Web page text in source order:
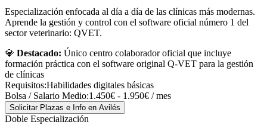
Especialización enfocada al día a día de las clínicas más modernas.
Aprende la gestión y control con el software oficial número 1 del
sector veterinario: QVET.
💎 Destacado: Único centro colaborador oficial que incluye
formación práctica con el software original Q-VET para la gestión
de clínicas
Requisitos:Habilidades digitales básicas
Bolsa / Salario Medio:1.450€ - 1.950€ / mes
Solicitar Plazas e Info en Avilés
Doble Especialización